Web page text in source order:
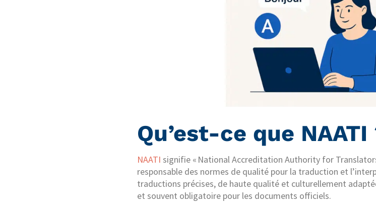
Qu’est-ce que NAATI
NAATI signifie « National Accreditation Authority for
responsable des normes de qualité pour la traduction et
traductions précises, de haute qualité et culturellement
et souvent obligatoire pour les documents officiels.